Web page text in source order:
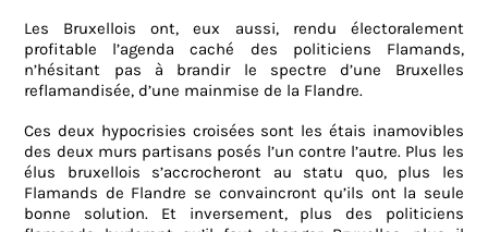
Les Bruxellois ont, eux aussi, rendu électoralement
profitable l’agenda caché des politiciens Flamands,
n’hésitant pas à brandir le spectre d’une Bruxelles
reflamandisée, d’une mainmise de la Flandre.
Ces deux hypocrisies croisées sont les étais inamovibles
des deux murs partisans posés l’un contre l’autre. Plus les
élus bruxellois s’accrocheront au statu quo, plus les
Flamands de Flandre se convaincront qu’ils ont la seule
bonne solution. Et inversement, plus des politiciens